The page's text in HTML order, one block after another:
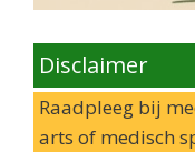
Disclaimer
Raadpleeg bij
arts of medisch